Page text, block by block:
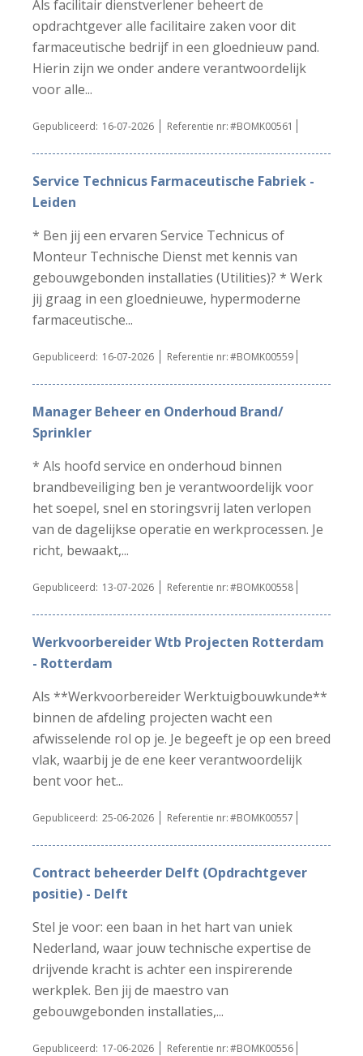
Als facilitair dienstverlener beheert de
opdrachtgever alle facilitaire zaken voor dit
farmaceutische bedrijf in een gloednieuw pand.
Hierin zijn we onder andere verantwoordelijk
voor alle...
Gepubliceerd: 16-07-2026 Referentie nr:#BOMK00561
Service Technicus Farmaceutische Fabriek -
Leiden
* Ben jij een ervaren Service Technicus of
Monteur Technische Dienst met kennis van
gebouwgebonden installaties (Utilities)? * Werk
jij graag in een gloednieuwe, hypermoderne
farmaceutische...
Gepubliceerd: 16-07-2026 Referentie nr:#BOMK00559
Manager Beheer en Onderhoud Brand/
Sprinkler
* Als hoofd service en onderhoud binnen
brandbeveiliging ben je verantwoordelijk voor
het soepel, snel en storingsvrij laten verlopen
van de dagelijkse operatie en werkprocessen. Je
richt, bewaakt,...
Gepubliceerd: 13-07-2026 Referentie nr:#BOMK00558
Werkvoorbereider Wtb Projecten Rotterdam
- Rotterdam
Als **Werkvoorbereider Werktuigbouwkunde**
binnen de afdeling projecten wacht een
afwisselende rol op je. Je begeeft je op een breed
vlak, waarbij je de ene keer verantwoordelijk
bent voor het...
Gepubliceerd: 25-06-2026 Referentie nr:#BOMK00557
Contract beheerder Delft (Opdrachtgever
positie) - Delft
Stel je voor: een baan in het hart van uniek
Nederland, waar jouw technische expertise de
drijvende kracht is achter een inspirerende
werkplek. Ben jij de maestro van
gebouwgebonden installaties,...
Gepubliceerd: 17-06-2026 Referentie nr:#BOMK00556